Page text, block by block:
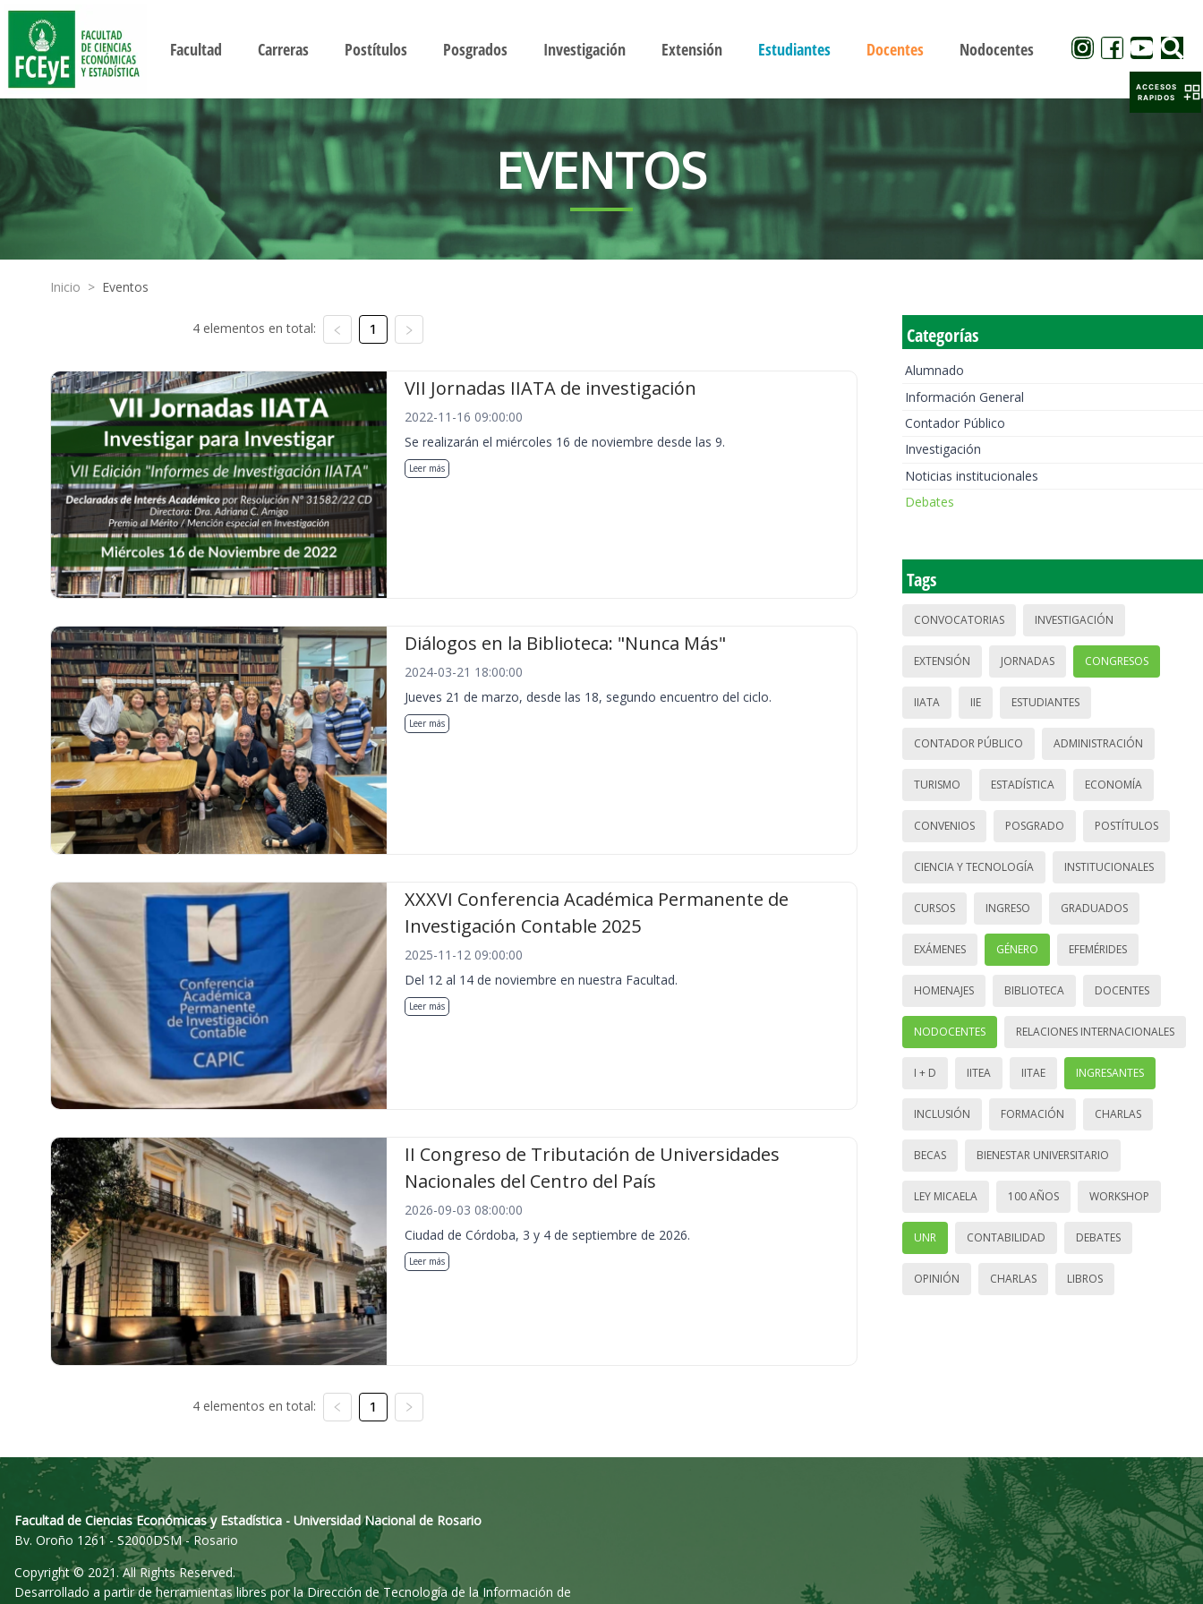
Facultad Carreras Postítulos Posgrados Investigación Extensión Estudiantes Docentes Nodocentes
EVENTOS
Inicio > Eventos
4 elementos en total: 1
VII Jornadas IIATA de investigación
2022-11-16 09:00:00
Se realizarán el miércoles 16 de noviembre desde las 9.
Leer más
Diálogos en la Biblioteca: "Nunca Más"
2024-03-21 18:00:00
Jueves 21 de marzo, desde las 18, segundo encuentro del ciclo.
Leer más
XXXVI Conferencia Académica Permanente de
Investigación Contable 2025
2025-11-12 09:00:00
Del 12 al 14 de noviembre en nuestra Facultad.
Leer más
II Congreso de Tributación de Universidades
Nacionales del Centro del País
2026-09-03 08:00:00
Ciudad de Córdoba, 3 y 4 de septiembre de 2026.
Leer más
4 elementos en total: 1
Categorías
Alumnado
Información General
Contador Público
Investigación
Noticias institucionales
Debates
Tags
CONVOCATORIAS INVESTIGACIÓN
EXTENSIÓN JORNADAS CONGRESOS
IIATA IIE ESTUDIANTES
CONTADOR PÚBLICO ADMINISTRACIÓN
TURISMO ESTADÍSTICA ECONOMÍA
CONVENIOS POSGRADO POSTÍTULOS
CIENCIA Y TECNOLOGÍA INSTITUCIONALES
CURSOS INGRESO GRADUADOS
EXÁMENES GÉNERO EFEMÉRIDES
HOMENAJES BIBLIOTECA DOCENTES
NODOCENTES RELACIONES INTERNACIONALES
I + D IITEA IITAE INGRESANTES
INCLUSIÓN FORMACIÓN CHARLAS
BECAS BIENESTAR UNIVERSITARIO
LEY MICAELA 100 AÑOS WORKSHOP
UNR CONTABILIDAD DEBATES
OPINIÓN CHARLAS LIBROS
Facultad de Ciencias Económicas y Estadística - Universidad Nacional de Rosario
Bv. Oroño 1261 - S2000DSM - Rosario
Copyright © 2021. All Rights Reserved.
Desarrollado a partir de herramientas libres por la Dirección de Tecnología de la Información de
ACCESOS
RAPIDOS